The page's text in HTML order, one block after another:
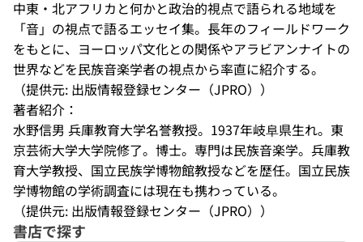
中東・北アフリカと何かと政治的視点で語られる地域を
「音」の視点で語るエッセイ集。長年のフィールドワーク
をもとに、ヨーロッパ文化との関係やアラビアンナイトの
世界などを民族音楽学者の視点から率直に紹介する。
（提供元: 出版情報登録センター（JPRO））
著者紹介：
水野信男 兵庫教育大学名誉教授。1937年岐阜県生れ。東
京芸術大学大学院修了。博士。専門は民族音楽学。兵庫教
育大学教授、国立民族学博物館教授などを歴任。国立民族
学博物館の学術調査には現在も携わっている。
（提供元: 出版情報登録センター（JPRO））
書店で探す